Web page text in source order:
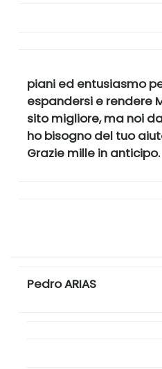
piani ed entusiasmo
espandersi e rendere
sito migliore, ma noi
ho bisogno del tuo
Grazie mille in anticipo.
Pedro ARIAS